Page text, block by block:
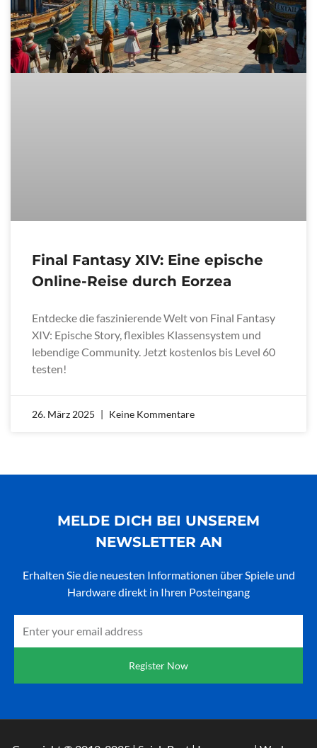
Final Fantasy XIV: Eine epische
Online-Reise durch Eorzea
Entdecke die faszinierende Welt von Final Fantasy
XIV: Epische Story, flexibles Klassensystem und
lebendige Community. Jetzt kostenlos bis Level 60
testen!
26. März 2025 Keine Kommentare
MELDE DICH BEI UNSEREM
NEWSLETTER AN
Erhalten Sie die neuesten Informationen über Spiele und
Hardware direkt in Ihren Posteingang
Register Now